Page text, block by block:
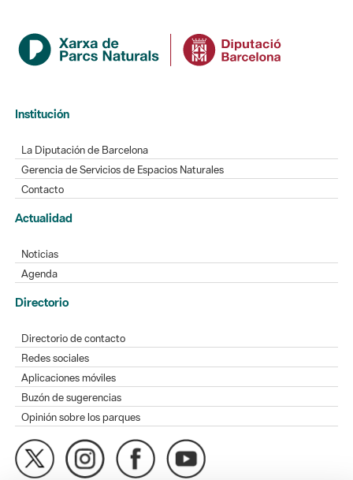
Institución
La Diputación de Barcelona
Gerencia de Servicios de Espacios Naturales
Contacto
Actualidad
Noticias
Agenda
Directorio
Directorio de contacto
Redes sociales
Aplicaciones móviles
Buzón de sugerencias
Opinión sobre los parques